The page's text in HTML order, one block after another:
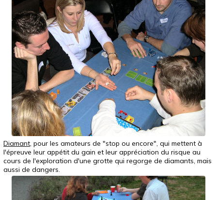
Diamant, pour les amateurs de "stop ou encore", qui mettent à
l'épreuve leur appétit du gain et leur appréciation du risque au
cours de l'exploration d'une grotte qui regorge de diamants, mais
aussi de dangers.